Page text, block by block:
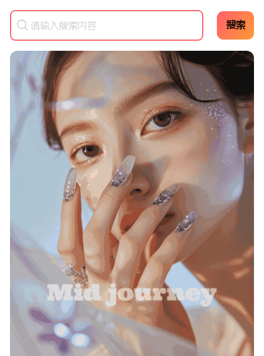
 请输入搜索内容 搜索